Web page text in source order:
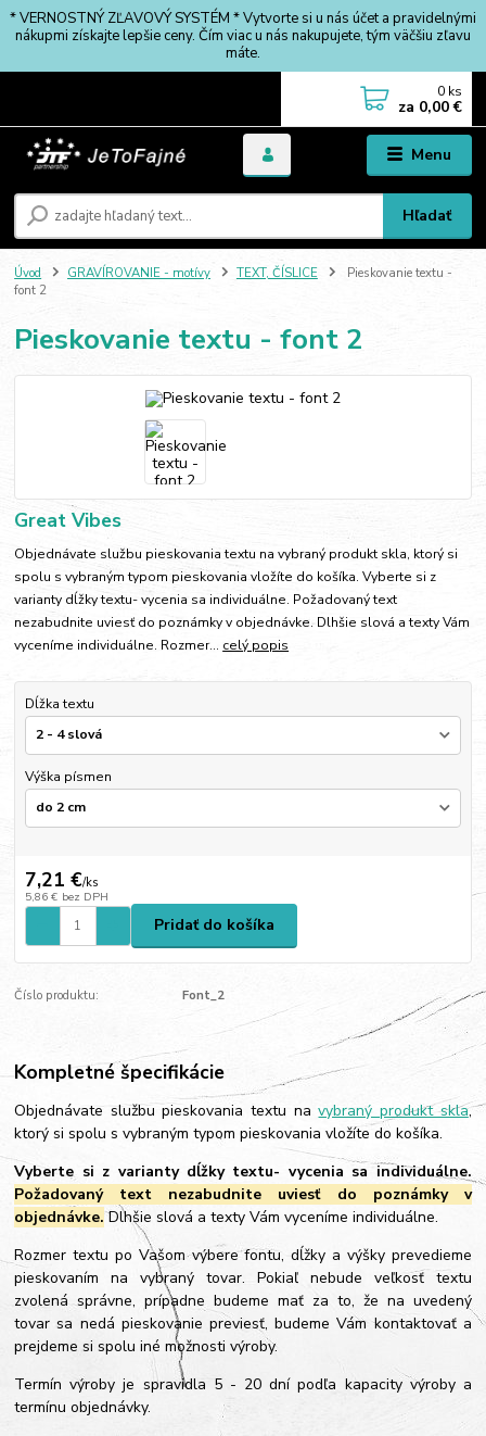
* VERNOSTNÝ ZĽAVOVÝ SYSTÉM * Vytvorte si u nás účet a pravidelnými
nákupmi získajte lepšie ceny. Čím viac u nás nakupujete, tým väčšiu zľavu
máte.
Menu
Hľadať
0 ks
za 0,00 €
Úvod GRAVÍROVANIE - motívy TEXT, ČÍSLICE
Pieskovanie textu -
font 2
Pieskovanie textu - font 2
Great Vibes
Objednávate službu pieskovania textu na vybraný produkt skla, ktorý si
spolu s vybraným typom pieskovania vložíte do košíka. Vyberte si z
varianty dĺžky textu- vycenia sa individuálne. Požadovaný text
nezabudnite uviesť do poznámky v objednávke. Dlhšie slová a texty Vám
vyceníme individuálne. Rozmer... celý popis
Dĺžka textu
Výška písmen
7,21 €/ks
5,86 € bez DPH
Pridať do košíka
Číslo produktu: Font_2
Kompletné špecifikácie
Objednávate službu pieskovania textu navybraný produkt skla,
ktorý si spolu s vybraným typom pieskovania vložíte do košíka.
Vyberte si z varianty dĺžky textu- vycenia sa individuálne.
Požadovaný text nezabudnite uviesť do poznámky v
objednávke.Dlhšie slová a texty Vám vyceníme individuálne.
Rozmer textu po Vašom výbere fontu, dĺžky a výšky prevedieme
pieskovaním na vybraný tovar. Pokiaľ nebude veľkosť textu
zvolená správne, prípadne budeme mať za to, že na uvedený
tovar sa nedá pieskovanie previesť, budeme Vám kontaktovať a
prejdeme si spolu iné možnosti výroby.
Termín výroby je spravidla 5 - 20 dní podľa kapacity výroby a
termínu objednávky.